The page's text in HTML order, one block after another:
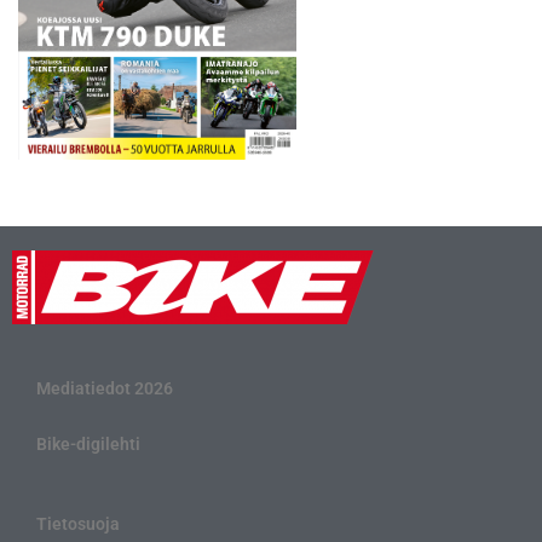
Mediatiedot 2026
Bike-digilehti
Tietosuoja